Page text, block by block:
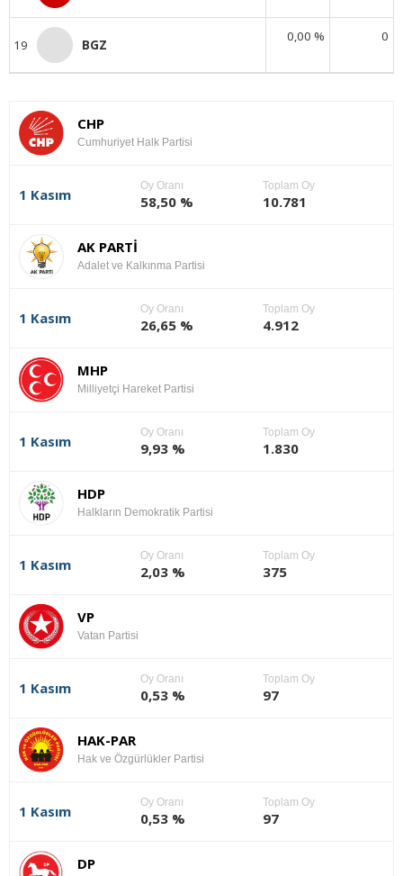
19 BGZ
0,00 % 0
CHP
Cumhuriyet Halk Partisi
1 Kasım
Oy Oranı
58,50 %
Toplam Oy
10.781
AK PARTİ
Adalet ve Kalkınma Partisi
1 Kasım
Oy Oranı
26,65 %
Toplam Oy
4.912
MHP
Milliyetçi Hareket Partisi
1 Kasım
Oy Oranı
9,93 %
Toplam Oy
1.830
HDP
Halkların Demokratik Partisi
1 Kasım
Oy Oranı
2,03 %
Toplam Oy
375
VP
Vatan Partisi
1 Kasım
Oy Oranı
0,53 %
Toplam Oy
97
HAK-PAR
Hak ve Özgürlükler Partisi
1 Kasım
Oy Oranı
0,53 %
Toplam Oy
97
DP